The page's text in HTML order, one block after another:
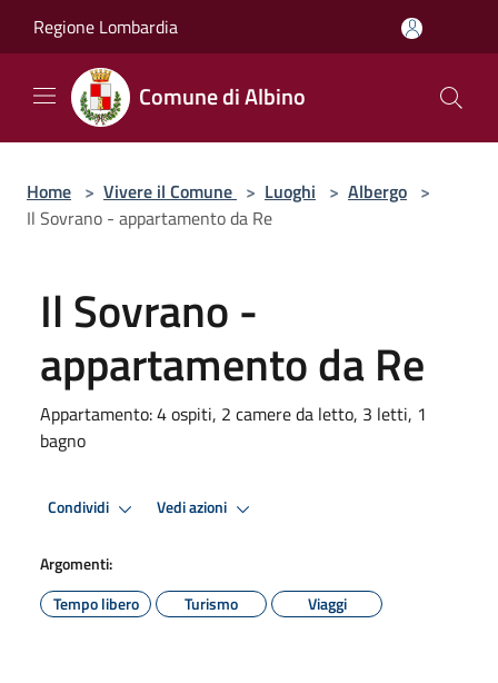
Regione Lombardia
Comune di Albino
Home > Vivere il Comune > Luoghi > Albergo >
Il Sovrano - appartamento da Re
Il Sovrano -
appartamento da Re
Appartamento: 4 ospiti, 2 camere da letto, 3 letti, 1
bagno
Condividi Vedi azioni
Argomenti:
Tempo libero
Turismo Viaggi